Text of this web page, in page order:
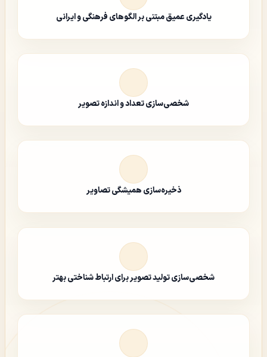
یادگیری عمیق مبتنی بر الگوهای فرهنگی و ایرانی
شخصی‌سازی تعداد و اندازه تصویر
ذخیره‌سازی همیشگی تصاویر
شخصی‌سازی تولید تصویر برای ارتباط شناختی بهتر